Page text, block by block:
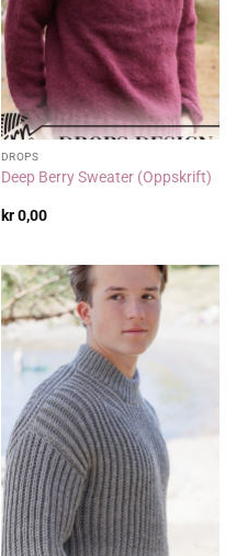
DROPS
Deep Berry Sweater (Oppskrift)
kr0,00